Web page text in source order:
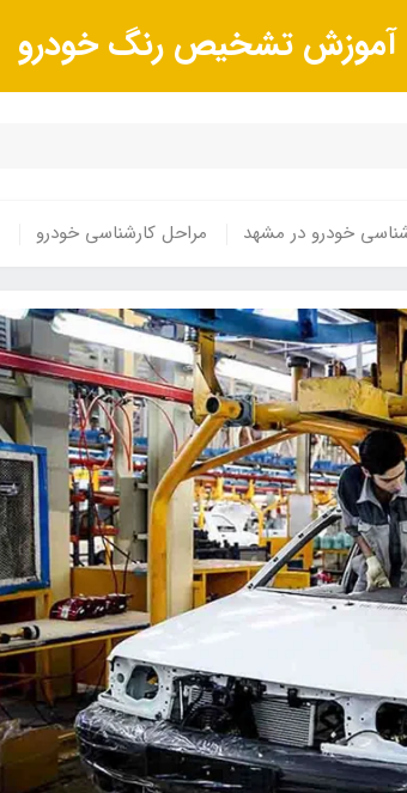
آموزش تشخیص رنگ خودرو
خودرو در مشهد مراحل کارشناسی خودرو